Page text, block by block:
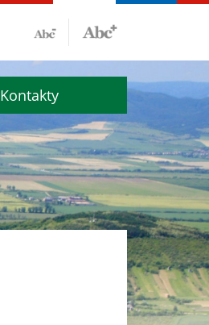
Kontakty